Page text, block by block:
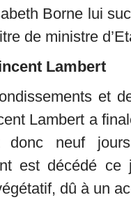
Borne lui
de ministre
Lambert
et
Lambert a
donc neuf
est décédé ce
dû à un